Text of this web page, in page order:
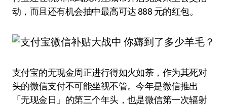
动，而且还有机会抽中最高可达 888 元的红包。
支付宝的无现金周正进行得如火如荼，作为其死对
头的微信支付不可能坐视不管。今年是微信推出
「无现金日」的第三个年头，也是微信第一次辐射